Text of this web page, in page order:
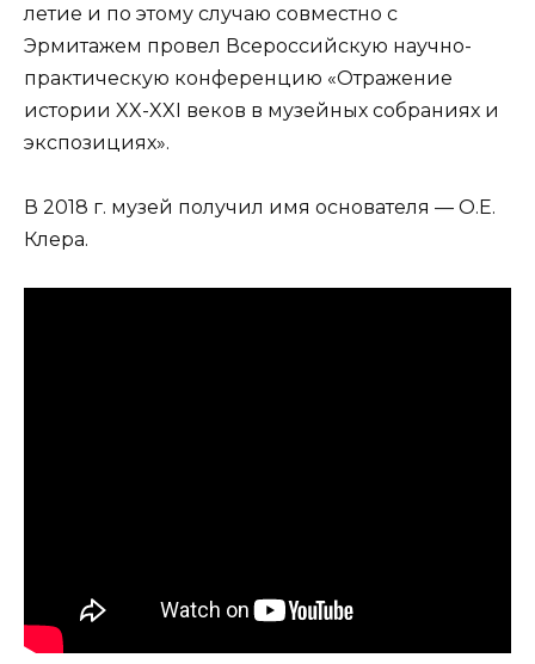
летие и по этому случаю совместно с
Эрмитажем провел Всероссийскую научно-
практическую конференцию «Отражение
истории XX-XXI веков в музейных собраниях и
экспозициях».
В 2018 г. музей получил имя основателя — О.Е.
Клера.